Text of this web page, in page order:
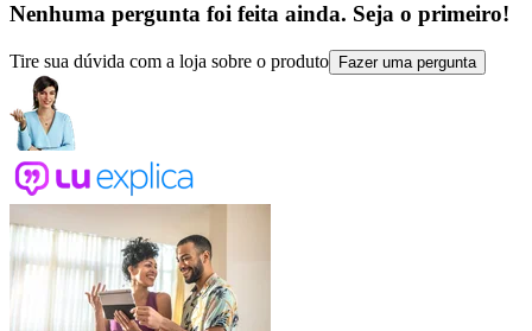
Nenhuma pergunta foi feita ainda. Seja o primeiro!
Tire sua dúvida com a loja sobre o produto Fazer uma pergunta